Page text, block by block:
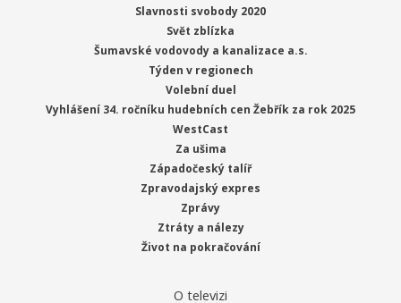
Slavnosti svobody 2020
Svět zblízka
Šumavské vodovody a kanalizace a.s.
Týden v regionech
Volební duel
Vyhlášení 34. ročníku hudebních cen Žebřík za rok 2025
WestCast
Za ušima
Západočeský talíř
Zpravodajský expres
Zprávy
Ztráty a nálezy
Život na pokračování
O televizi